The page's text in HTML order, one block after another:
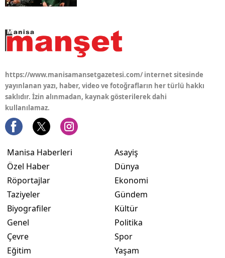
https://www.manisamansetgazetesi.com/ internet sitesinde
yayınlanan yazı, haber, video ve fotoğrafların her türlü hakkı
saklıdır. İzin alınmadan, kaynak gösterilerek dahi
kullanılamaz.
Manisa Haberleri
Özel Haber
Röportajlar
Taziyeler
Biyografiler
Genel
Çevre
Eğitim
Asayiş
Dünya
Ekonomi
Gündem
Kültür
Politika
Spor
Yaşam